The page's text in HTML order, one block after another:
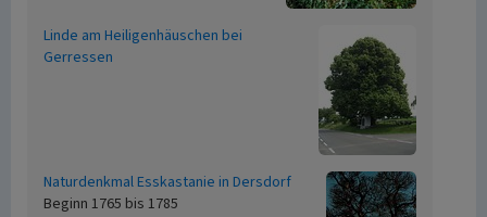
Linde am Heiligenhäuschen bei
Gerressen
Naturdenkmal Esskastanie in Dersdorf
Beginn 1765 bis 1785